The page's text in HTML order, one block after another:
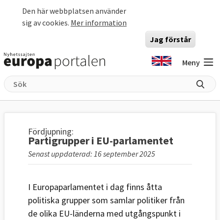
Den här webbplatsen använder
sig av cookies. Mer information
Jag förstår
Meny
Fördjupning:
Partigrupper i EU-parlamentet
Senast uppdaterad: 16 september 2025
I Europaparlamentet i dag finns åtta
politiska grupper som samlar politiker från
de olika EU-länderna med utgångspunkt i